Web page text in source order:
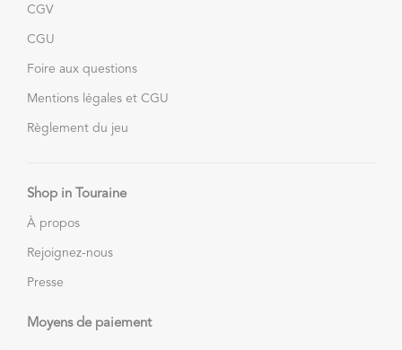
CGV
CGU
Foire aux questions
Mentions légales et CGU
Règlement du jeu
Shop in Touraine
À propos
Rejoignez-nous
Presse
Moyens de paiement